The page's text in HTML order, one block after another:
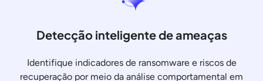
Detecção inteligente de ameaças
Identifique indicadores de ransomware e riscos de
recuperação por meio da análise comportamental em